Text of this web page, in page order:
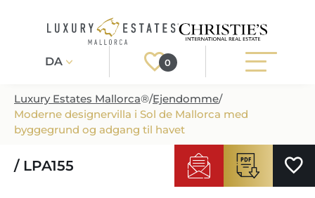
DA 0
Registrér Login
EJENDOMME
Luxury Estates Mallorca®/Ejendomme/
Moderne designervilla i Sol de Mallorca med
byggegrund og adgang til havet
/ LPA155